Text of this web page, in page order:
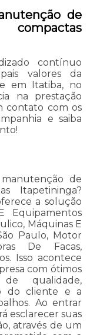
de
contínuo
valores da
em Itatiba, no
na prestação
contato com os
e saiba
de
Itapetininga?
a solução
Equipamentos
Máquinas E
Paulo, Motor
De Facas,
Isso acontece
com ótimos
de qualidade,
do cliente e a
Ao entrar
esclarecer suas
através de um